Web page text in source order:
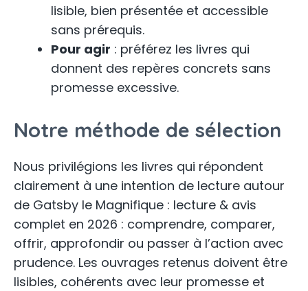
lisible, bien présentée et accessible
sans prérequis.
Pour agir : préférez les livres qui
donnent des repères concrets sans
promesse excessive.
Notre méthode de sélection
Nous privilégions les livres qui répondent
clairement à une intention de lecture autour
de Gatsby le Magnifique : lecture & avis
complet en 2026 : comprendre, comparer,
offrir, approfondir ou passer à l’action avec
prudence. Les ouvrages retenus doivent être
lisibles, cohérents avec leur promesse et